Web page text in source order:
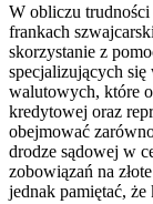
W obliczu
frankach
skorzystanie z
specjalizujących
walutowych, które
kredytowej oraz
obejmować
drodze sądowej w
zobowiązań na
jednak pamiętać,